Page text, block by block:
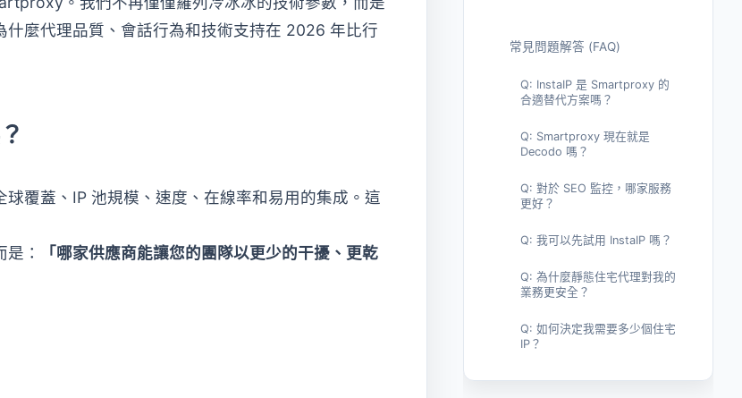
麼代理品質、會話行為和技術支持在 2026 年比行
覆蓋、IP 池規模、速度、在線率和易用的集成。這
：
「哪家供應商能讓您的團隊以更少的干擾、更乾
常見問題解答 (FAQ)
Q: InstaIP 是 Smartproxy 的
合適替代方案嗎？
Q: Smartproxy 現在就是
Decodo 嗎？
Q: 對於 SEO 監控，哪家服務
更好？
Q: 我可以先試用 InstaIP 嗎？
Q: 為什麼靜態住宅代理對我的
業務更安全？
Q: 如何決定我需要多少個住宅
IP？